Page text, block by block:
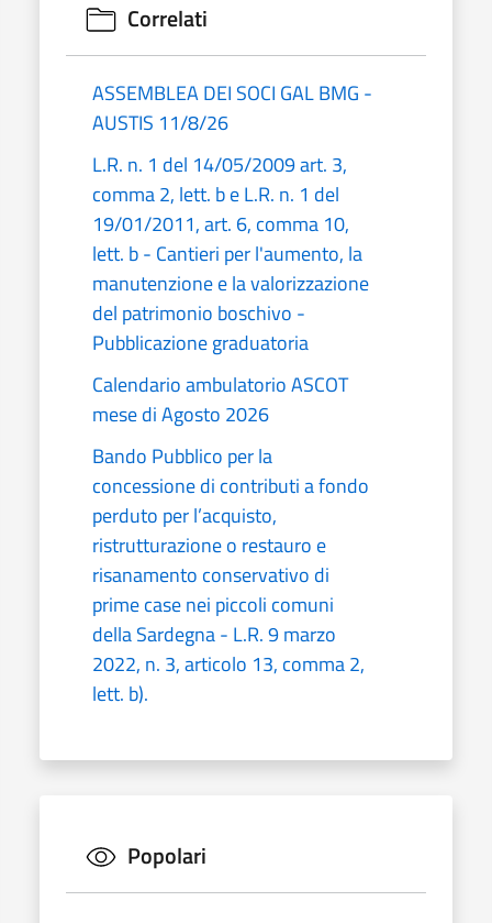
Correlati
ASSEMBLEA DEI SOCI GAL BMG -
AUSTIS 11/8/26
L.R. n. 1 del 14/05/2009 art. 3,
comma 2, lett. b e L.R. n. 1 del
19/01/2011, art. 6, comma 10,
lett. b - Cantieri per l'aumento, la
manutenzione e la valorizzazione
del patrimonio boschivo -
Pubblicazione graduatoria
Calendario ambulatorio ASCOT
mese di Agosto 2026
Bando Pubblico per la
concessione di contributi a fondo
perduto per l’acquisto,
ristrutturazione o restauro e
risanamento conservativo di
prime case nei piccoli comuni
della Sardegna - L.R. 9 marzo
2022, n. 3, articolo 13, comma 2,
lett. b).
Popolari